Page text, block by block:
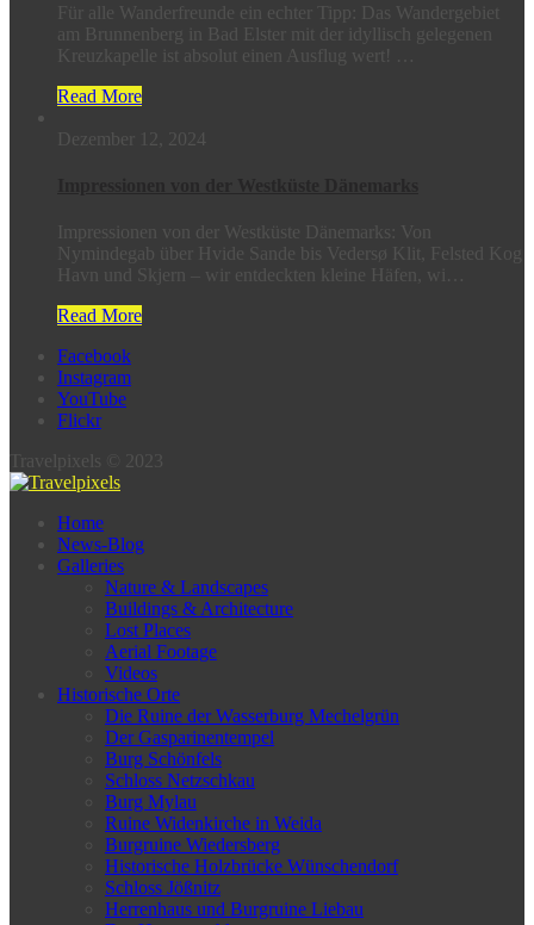
Für alle Wanderfreunde ein echter Tipp: Das Wandergebiet
am Brunnenberg in Bad Elster mit der idyllisch gelegenen
Kreuzkapelle ist absolut einen Ausflug wert! …
Read More
Dezember 12, 2024
Impressionen von der Westküste Dänemarks: Von
Nymindegab über Hvide Sande bis Vedersø Klit, Felsted Kog
Havn und Skjern – wir entdeckten kleine Häfen, wi…
Read More
Facebook
Instagram
YouTube
Flickr
Travelpixels © 2023
Home
News-Blog
Galleries
Nature & Landscapes
Buildings & Architecture
Lost Places
Aerial Footage
Videos
Historische Orte
Die Ruine der Wasserburg Mechelgrün
Der Gasparinentempel
Burg Schönfels
Schloss Netzschkau
Burg Mylau
Ruine Widenkirche in Weida
Burgruine Wiedersberg
Historische Holzbrücke Wünschendorf
Schloss Jößnitz
Herrenhaus und Burgruine Liebau